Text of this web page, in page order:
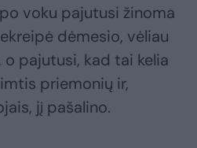
voku pajutusi žinoma
dėmesio, vėliau
pajutusi, kad tai kelia
priemonių ir,
jį pašalino.